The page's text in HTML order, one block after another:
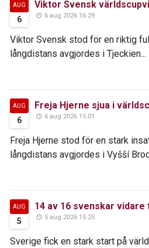
AUG
6
Viktor Svensk
6 aug 2026 16:29
Viktor Svensk stod för en riktig
långdistans avgjordes i Tjeckien...
AUG
6
Freja Hjerne sjua i
6 aug 2026 15:01
Freja Hjerne stod för en stark
långdistans avgjordes i Vyšší
AUG
5
14 av 16 svenskar
5 aug 2026 15:25
Sverige fick en stark start på